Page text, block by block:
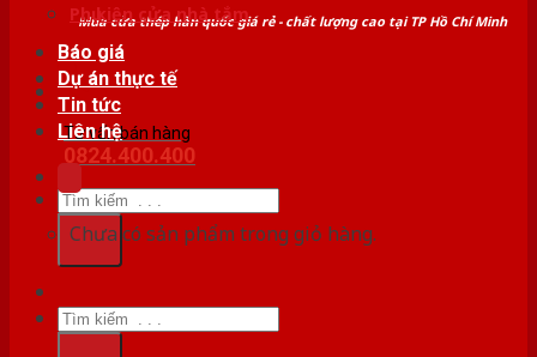
Mua cửa thép hàn quốc giá rẻ - chất lượng cao tại TP Hồ Chí Minh
Tư vấn bán hàng
0824.400.400
Tìm
kiếm:
Phụ kiện cửa nhà tắm
Báo giá
Dự án thực tế
Tin tức
Liên hệ
Chưa có sản phẩm trong giỏ hàng.
Tìm
kiếm: